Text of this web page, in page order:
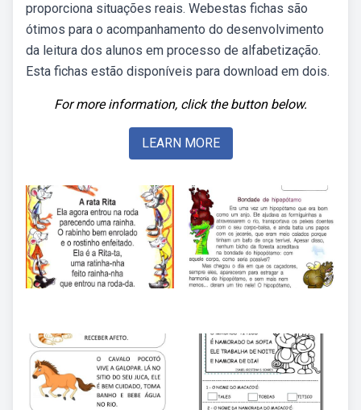
proporciona situações reais. Webestas fichas são
ótimos para o acompanhamento do desenvolvimento
da leitura dos alunos em processo de alfabetização.
Esta fichas estão disponíveis para download em dois.
For more information, click the button below.
LEARN MORE